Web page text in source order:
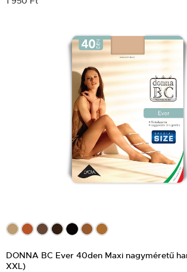
DONNA BC Ever 40den Maxi nagyméretű
XXL)